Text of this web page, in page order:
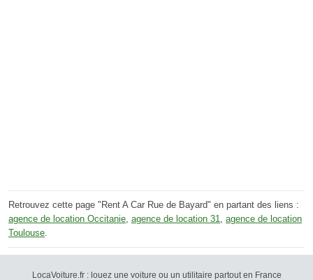
Retrouvez cette page "Rent A Car Rue de Bayard" en partant des liens :
agence de location Occitanie agence de location 31
agence de location
Toulouse
LocaVoiture.fr : louez une voiture ou un utilitaire partout en France